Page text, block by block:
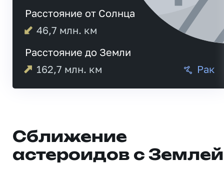
Расстояние от Солнца
46,7 млн. км
Расстояние до Земли
162,7 млн. км Рак
Сближение
астероидов с Землей